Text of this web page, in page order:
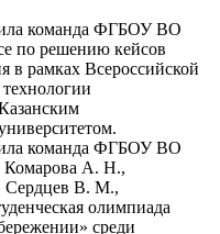
команда ФГБОУ ВО
по решению кейсов
в рамках Всероссийской
команда ФГБОУ ВО
Комарова А. Н.,
Сердцев В. М.,
олимпиада
среди